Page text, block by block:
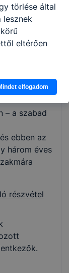
- ebben
hogy
okleveles
– a szabad
ebben az
három éves
részvétel
törlése által
lesznek
eltérően
elfogadom